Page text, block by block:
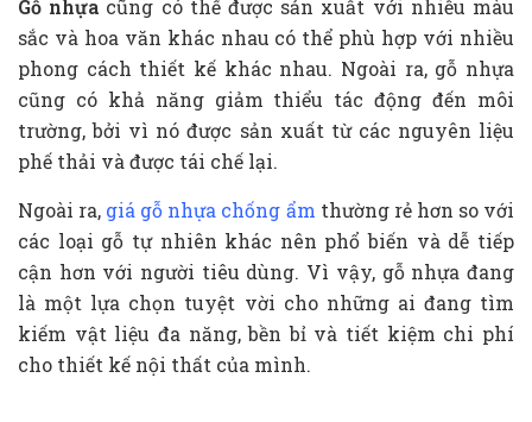
Gỗ nhựa cũng có thể được sản xuất với nhiều màu
sắc và hoa văn khác nhau có thể phù hợp với nhiều
phong cách thiết kế khác nhau. Ngoài ra, gỗ nhựa
cũng có khả năng giảm thiểu tác động đến môi
trường, bởi vì nó được sản xuất từ các nguyên liệu
phế thải và được tái chế lại.
Ngoài ra, giá gỗ nhựa chống ẩm thường rẻ hơn so với
các loại gỗ tự nhiên khác nên phổ biến và dễ tiếp
cận hơn với người tiêu dùng. Vì vậy, gỗ nhựa đang
là một lựa chọn tuyệt vời cho những ai đang tìm
kiếm vật liệu đa năng, bền bỉ và tiết kiệm chi phí
cho thiết kế nội thất của mình.